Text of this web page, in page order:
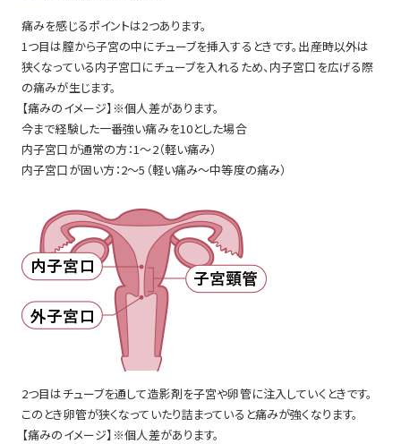
痛みを感じるポイントは2つあります。
1つ目は膣から子宮の中にチューブを挿入するときです。出産時以外は
狭くなっている内子宮口にチューブを入れるため、内子宮口を広げる際
の痛みが生じます。
【痛みのイメージ】※個人差があります。
今まで経験した一番強い痛みを10とした場合
内子宮口が通常の方：1～2（軽い痛み）
内子宮口が固い方：2～5（軽い痛み～中等度の痛み）
2つ目はチューブを通して造影剤を子宮や卵管に注入していくときです。
このとき卵管が狭くなっていたり詰まっていると痛みが強くなります。
【痛みのイメージ】※個人差があります。